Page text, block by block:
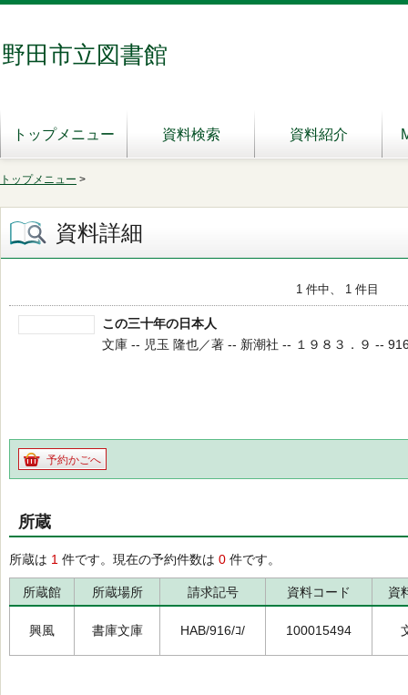
野田市立図書館
トップメニュー 資料検索 資料紹介
トップメニュー >
資料詳細
1 件中、 1 件目
この三十年の日本人
文庫 -- 児玉 隆也／著 -- 新潮社 -- １９８３．９ --
予約かごへ
所蔵
所蔵は 1 件です。現在の予約件数は 0 件です。
所蔵館 所蔵場所 請求記号 資料コード 資
興風 書庫文庫 HAB/916/ｺ/ 100015494